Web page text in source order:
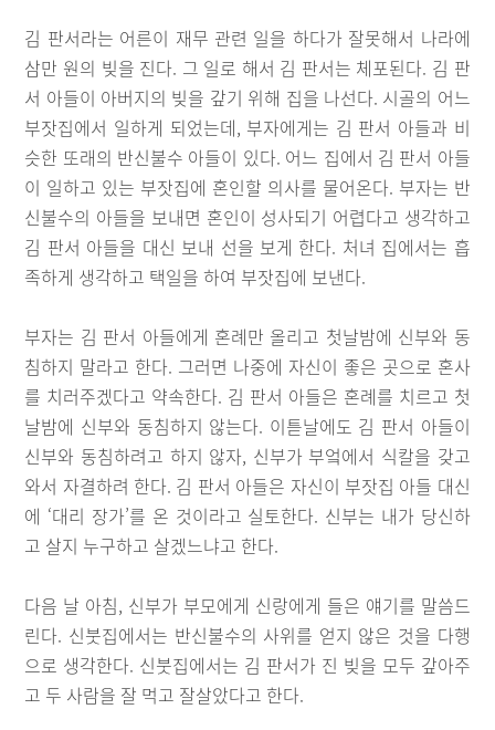
김 판서라는 어른이 재무 관련 일을 하다가 잘못해서 나라에
삼만 원의 빚을 진다. 그 일로 해서 김 판서는 체포된다. 김 판
서 아들이 아버지의 빚을 갚기 위해 집을 나선다. 시골의 어느
부잣집에서 일하게 되었는데, 부자에게는 김 판서 아들과 비
슷한 또래의 반신불수 아들이 있다. 어느 집에서 김 판서 아들
이 일하고 있는 부잣집에 혼인할 의사를 물어온다. 부자는 반
신불수의 아들을 보내면 혼인이 성사되기 어렵다고 생각하고
김 판서 아들을 대신 보내 선을 보게 한다. 처녀 집에서는 흡
족하게 생각하고 택일을 하여 부잣집에 보낸다.
부자는 김 판서 아들에게 혼례만 올리고 첫날밤에 신부와 동
침하지 말라고 한다. 그러면 나중에 자신이 좋은 곳으로 혼사
를 치러주겠다고 약속한다. 김 판서 아들은 혼례를 치르고 첫
날밤에 신부와 동침하지 않는다. 이튿날에도 김 판서 아들이
신부와 동침하려고 하지 않자, 신부가 부엌에서 식칼을 갖고
와서 자결하려 한다. 김 판서 아들은 자신이 부잣집 아들 대신
에 ‘대리 장가’를 온 것이라고 실토한다. 신부는 내가 당신하
고 살지 누구하고 살겠느냐고 한다.
다음 날 아침, 신부가 부모에게 신랑에게 들은 얘기를 말씀드
린다. 신붓집에서는 반신불수의 사위를 얻지 않은 것을 다행
으로 생각한다. 신붓집에서는 김 판서가 진 빚을 모두 갚아주
고 두 사람을 잘 먹고 잘살았다고 한다.